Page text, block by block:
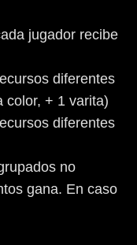
jugador recibe
diferentes
color, + 1 varita)
diferentes
no
gana. En caso